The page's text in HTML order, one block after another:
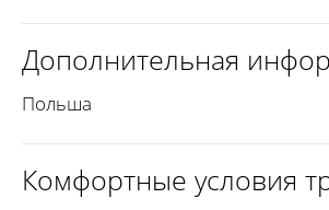
Дополнительная
Польша
Комфортные условия